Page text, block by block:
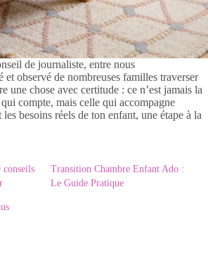
de journaliste, entre nous
et observé de nombreuses familles traverser
une chose avec certitude : ce n’est jamais la
compte, mais celle qui accompagne
besoins réels de ton enfant, une étape à la
Transition Chambre Enfant Ado :
Le Guide Pratique